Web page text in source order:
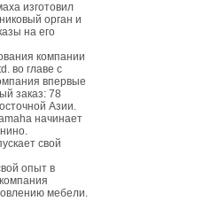
изготовил
орган и
на его
компании
во главе с
впервые
заказ: 78
Азии.
начинает
свой
опыт в
мебели.